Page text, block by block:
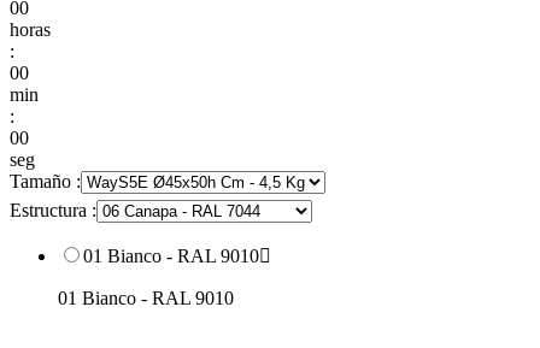
00
horas
:
00
min
:
00
seg
Tamaño :
Estructura :
01 Bianco - RAL 9010
01 Bianco - RAL 9010